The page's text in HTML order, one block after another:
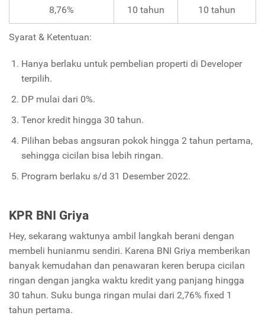
8,76% 10 tahun 10 tahun
Syarat & Ketentuan:
Hanya berlaku untuk pembelian properti di Developer
terpilih.
DP mulai dari 0%.
Tenor kredit hingga 30 tahun.
Pilihan bebas angsuran pokok hingga 2 tahun pertama,
sehingga cicilan bisa lebih ringan.
Program berlaku s/d 31 Desember 2022.
KPR BNI Griya
Hey, sekarang waktunya ambil langkah berani dengan
membeli hunianmu sendiri. Karena BNI Griya memberikan
banyak kemudahan dan penawaran keren berupa cicilan
ringan dengan jangka waktu kredit yang panjang hingga
30 tahun. Suku bunga ringan mulai dari 2,76% fixed 1
tahun pertama.